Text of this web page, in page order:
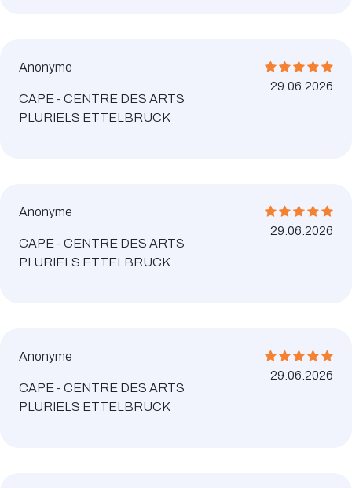
Anonyme
CAPE - CENTRE DES ARTS
PLURIELS ETTELBRUCK
29.06.2026
Anonyme
CAPE - CENTRE DES ARTS
PLURIELS ETTELBRUCK
29.06.2026
Anonyme
CAPE - CENTRE DES ARTS
PLURIELS ETTELBRUCK
29.06.2026